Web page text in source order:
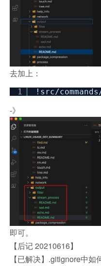
去加上：
1 !src/
-》
即可。
【后记 20210616】
【已解决】.gitignore中